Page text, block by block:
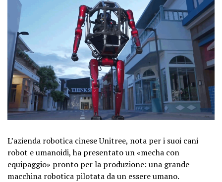
L’azienda robotica cinese Unitree, nota per i suoi cani
robot e umanoidi, ha presentato un «mecha con
equipaggio» pronto per la produzione: una grande
macchina robotica pilotata da un essere umano.